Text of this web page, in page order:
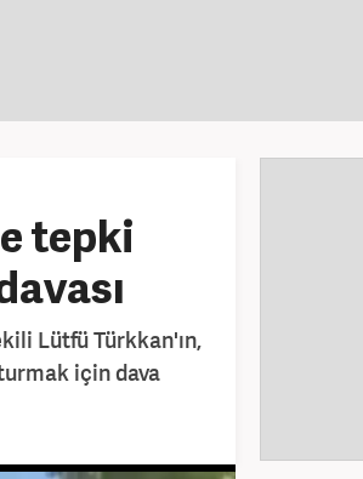
tepki
Lütfü Türkkan'ın,
için dava